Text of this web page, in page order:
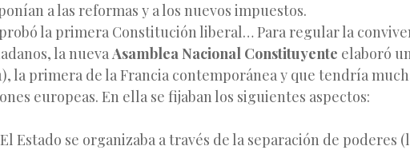
a las reformas y a los nuevos impuestos.
la primera Constitución liberal… Para regular la
la nuevaAsamblea Nacional Constituyente elaboró
la primera de la Francia contemporánea y que tendría
europeas. En ella se fijaban los siguientes aspectos:
El Estado se organizaba a través de la separación de poderes